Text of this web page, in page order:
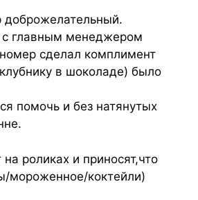
доброжелательный.
с главным менеджером
сделал комплимент
в шоколаде) было
помочь и без натянутых
роликах и приносят,что
мороженное/коктейли)